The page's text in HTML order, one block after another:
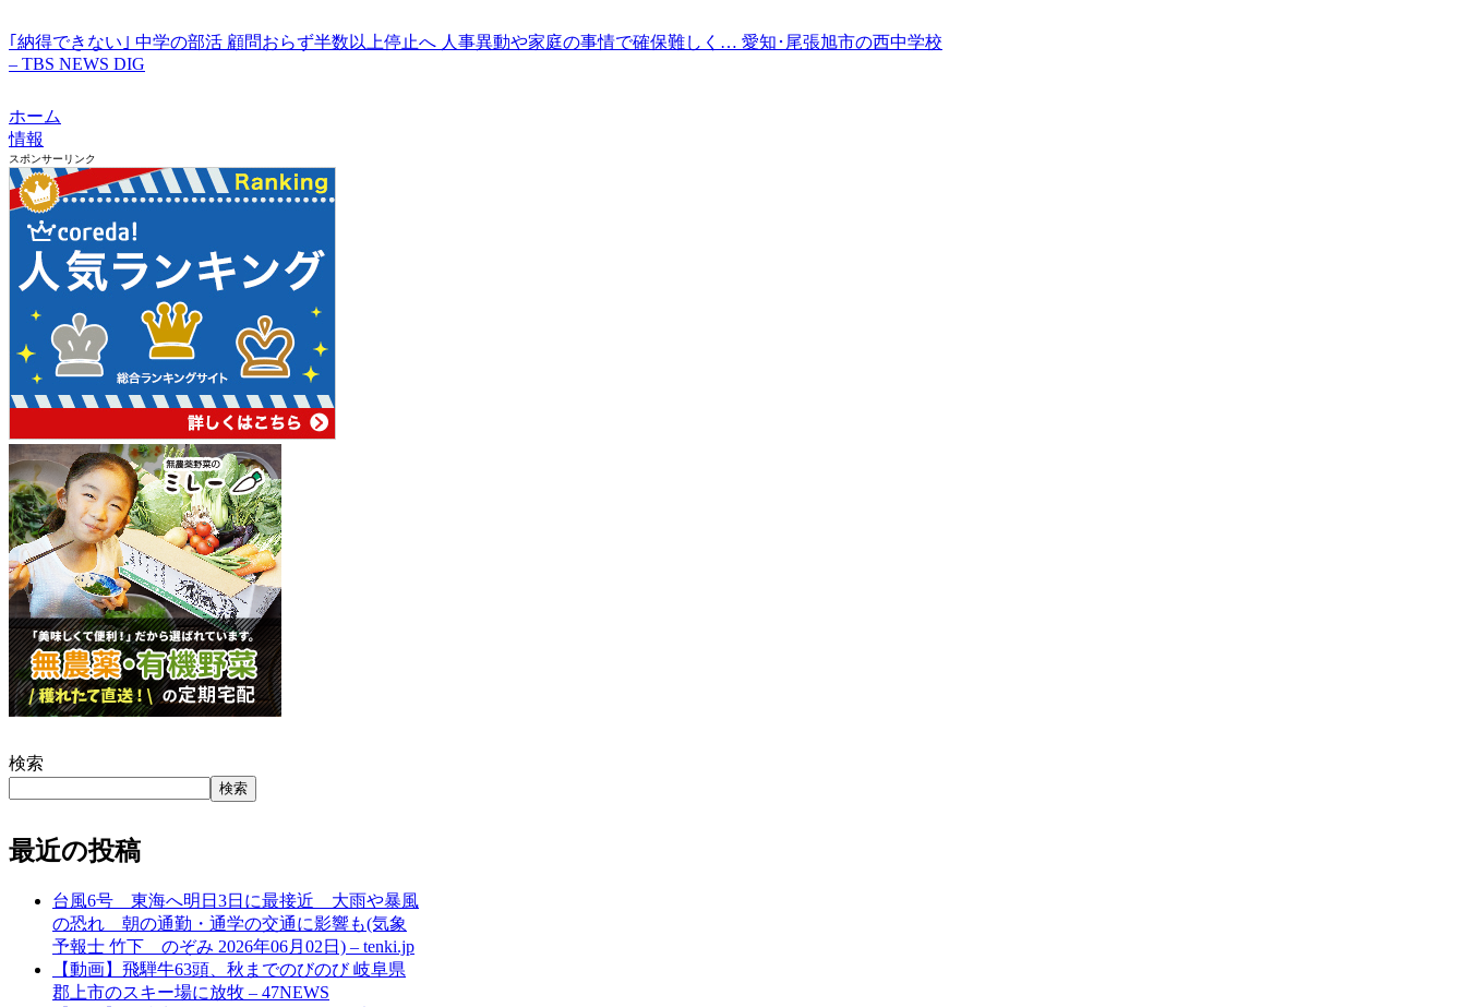
｢納得できない｣ 中学の部活 顧問おらず半数以上停止へ 人事異動や家庭の事情で確保難しく… 愛知･尾張旭市の西中学校
– TBS NEWS DIG
ホーム
情報
スポンサーリンク
検索
検索
最近の投稿
台風6号 東海へ明日3日に最接近 大雨や暴風
の恐れ 朝の通勤・通学の交通に影響も(気象
予報士 竹下 のぞみ 2026年06月02日) – tenki.jp
【動画】飛騨牛63頭、秋までのびのび 岐阜県
郡上市のスキー場に放牧 – 47NEWS